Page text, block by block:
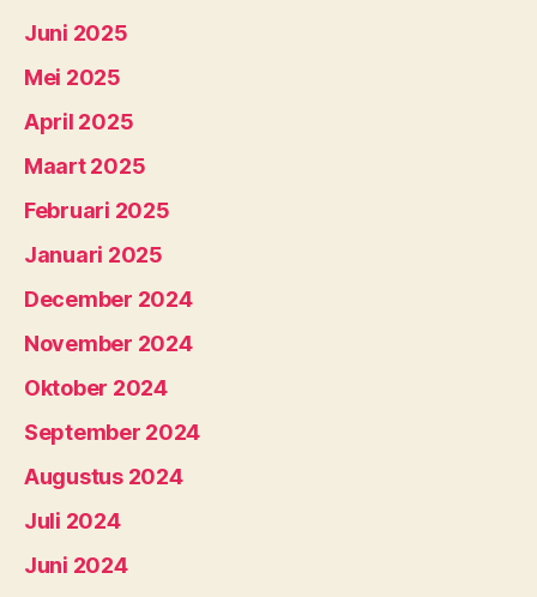
Juni 2025
Mei 2025
April 2025
Maart 2025
Februari 2025
Januari 2025
December 2024
November 2024
Oktober 2024
September 2024
Augustus 2024
Juli 2024
Juni 2024